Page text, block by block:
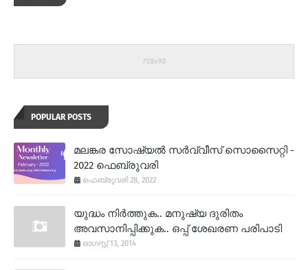
POPULAR POSTS
മലങ്കര സോഷ്യല്‍ സര്‍വ്വീസ് സൊസൈറ്റി -
2022 ഫെബ്രുവരി
ഫെബ്രുവരി 28, 2022
യുദ്ധം നിര്‍ത്തുക.. മനുഷ്യ ദുരിതം
അവസാനിപ്പിക്കുക.. ഒപ്പ് ശേഖരണ പരിപാടി
ഓഗസ്റ്റ് 13, 2014